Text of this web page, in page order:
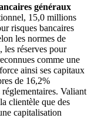
généraux
15,0 millions
risques bancaires
les normes de
les réserves pour
comme une
ainsi ses capitaux
de 16,2%
Valiant
clientèle que des
capitalisation